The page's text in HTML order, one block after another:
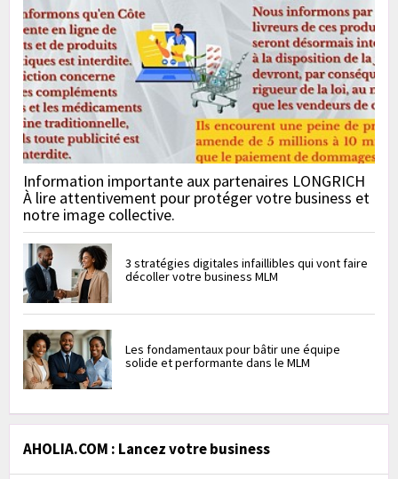
Information importante aux partenaires LONGRICH
À lire attentivement pour protéger votre business et
notre image collective.
3 stratégies digitales infaillibles qui vont faire
décoller votre business MLM
Les fondamentaux pour bâtir une équipe
solide et performante dans le MLM
AHOLIA.COM : Lancez votre business